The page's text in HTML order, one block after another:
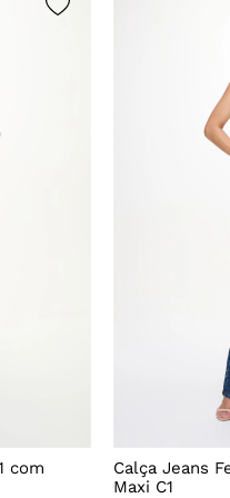
com
Calça Jeans
Maxi C1